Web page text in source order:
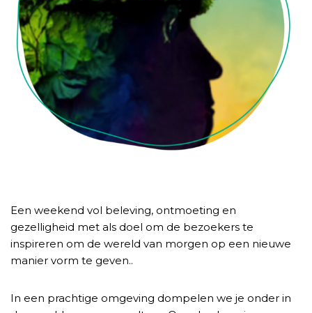
Een weekend vol beleving, ontmoeting en
gezelligheid met als doel om de bezoekers te
inspireren om de wereld van morgen op een nieuwe
manier vorm te geven..
In een prachtige omgeving dompelen we je onder in